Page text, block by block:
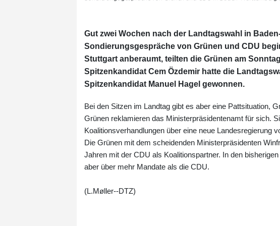
Gut zwei Wochen nach der Landtagswahl in
Sondierungsgespräche von Grünen und CDU
Stuttgart anberaumt, teilten die Grünen am
Spitzenkandidat Cem Özdemir hatte die
Spitzenkandidat Manuel Hagel gewonnen.
Bei den Sitzen im Landtag gibt es aber eine Pattsituation,
Grünen reklamieren das Ministerpräsidentenamt für sich.
Koalitionsverhandlungen über eine neue Landesregierung
Die Grünen mit dem scheidenden Ministerpräsidenten
Jahren mit der CDU als Koalitionspartner. In den
aber über mehr Mandate als die CDU.
(L.Møller--DTZ)